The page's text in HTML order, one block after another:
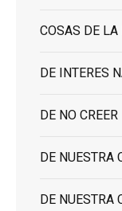
COSAS DE
DE INTERES
DE NO CREER
DE NUESTRA
DE NUESTRA